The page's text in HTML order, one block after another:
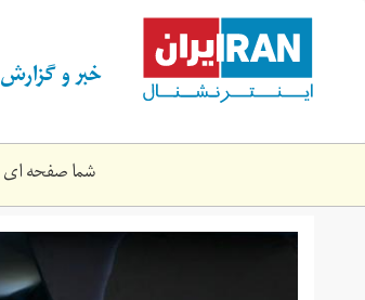
content خبر و گزارش
شما صفحه ای
iranballistic_0.jpg